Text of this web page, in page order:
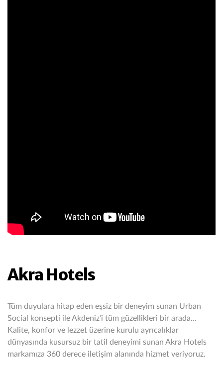
Akra Hotels
Tüm duyulara hitap eden eşsiz bir deneyim sunan Urban
Social konsepti ile Akdeniz’i tüm güzellikleri bir arada…
Kalite, konfor ve lezzet üzerine kurulu ayrıcalıklar
dünyasında kusursuz bir tatil deneyimi sunan Akra Hotels
markamıza 360 derece iletişim alanında hizmet veriyoruz.